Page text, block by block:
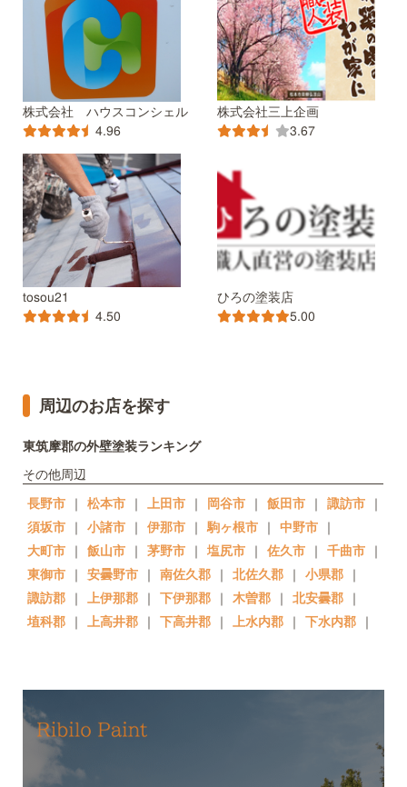
株式会社 ハウスコンシェル
4.96
株式会社三上企画
3.67
tosou21
4.50
ひろの塗装店
5.00
周辺のお店を探す
東筑摩郡の外壁塗装ランキング
その他周辺
長野市 ｜ 松本市 ｜ 上田市 ｜ 岡谷市 ｜ 飯田市 ｜ 諏訪市 ｜
須坂市 ｜ 小諸市 ｜ 伊那市 ｜ 駒ヶ根市 ｜ 中野市 ｜
大町市 ｜ 飯山市 ｜ 茅野市 ｜ 塩尻市 ｜ 佐久市 ｜ 千曲市 ｜
東御市 ｜ 安曇野市 ｜ 南佐久郡 ｜ 北佐久郡 ｜ 小県郡 ｜
諏訪郡 ｜ 上伊那郡 ｜ 下伊那郡 ｜ 木曽郡 ｜ 北安曇郡 ｜
埴科郡 ｜ 上高井郡 ｜ 下高井郡 ｜ 上水内郡 ｜ 下水内郡 ｜